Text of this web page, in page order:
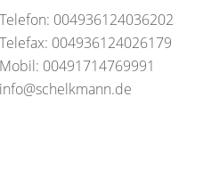
Telefon: 004936124036202
Telefax: 004936124026179
Mobil: 00491714769991
info@schelkmann.de